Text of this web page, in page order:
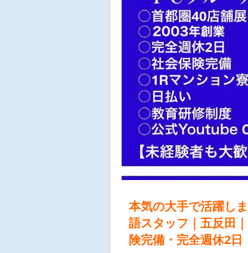
本気の大手で活躍し
語スタッフ｜五反田
険完備・完全週休2日